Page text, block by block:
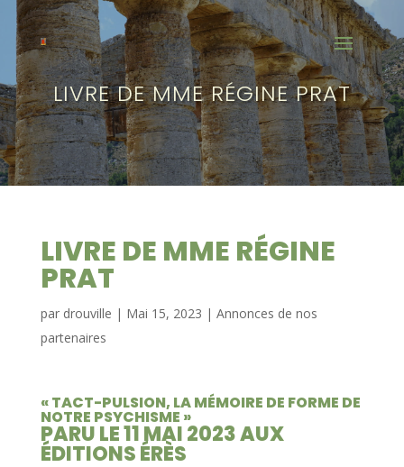
LIVRE DE MME RÉGINE PRAT
LIVRE DE MME RÉGINE
PRAT
par drouville | Mai 15, 2023 | Annonces de nos
partenaires
« TACT-PULSION, LA MÉMOIRE DE FORME DE
NOTRE PSYCHISME »
PARU LE 11 MAI 2023 AUX
ÉDITIONS ÉRÈS